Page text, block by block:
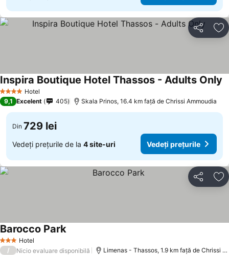
Distribuiți
4 Stele Hotel
Inspira Boutique Hotel Thassos - Adults Only
9,1 Excelent 405 Skala Prinos, 16.4 km faţă de Chrissi Ammoudia
Din 729 lei
Vedeți prețurile de la 4 site-uri Vedeți prețurile
Distribuiți
3 SteleHotel
Barocco Park
/ Nicio evaluare disponibilă Limenas - Thassos, 1.9 km faţă de Chrissi Ammoudia